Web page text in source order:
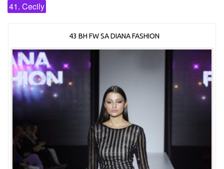
41. Cecily
43 BH FW SA DIANA FASHION